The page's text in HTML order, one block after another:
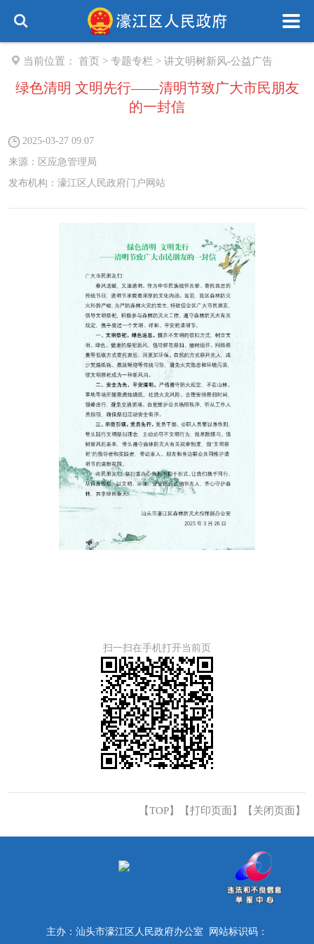
当前位置： 首页 > 专题专栏 > 讲文明树新风-公益广告
绿色清明 文明先行——清明节致广大市民朋友
的一封信
2025-03-27 09:07
来源： 区应急管理局
发布机构： 濠江区人民政府门户网站
扫一扫在手机打开当前页
【TOP】 【打印页面 】【 关闭页面 】
主办：汕头市濠江区人民政府办公室 网站标识码：